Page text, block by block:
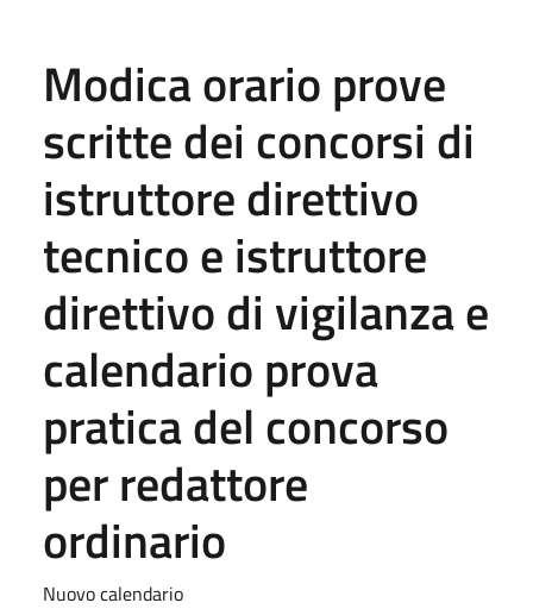
Modica orario prove
scritte dei concorsi di
istruttore direttivo
tecnico e istruttore
direttivo di vigilanza e
calendario prova
pratica del concorso
per redattore
ordinario
Nuovo calendario